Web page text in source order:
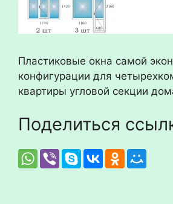
Пластиковые окна самой
конфигурации для
квартиры угловой секции
Поделиться